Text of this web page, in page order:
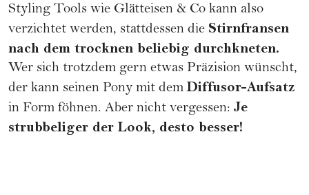
Styling Tools wie Glätteisen & Co kann also
verzichtet werden, stattdessen die Stirnfransen
nach dem trocknen beliebig durchkneten.
Wer sich trotzdem gern etwas Präzision wünscht,
der kann seinen Pony mit demDiffusor-Aufsatz
in Form föhnen. Aber nicht vergessen: Je
strubbeliger der Look, desto besser!